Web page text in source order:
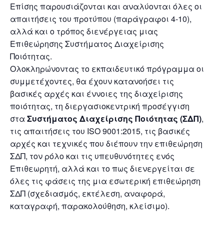
Επίσης παρουσιάζονται και αναλύονται όλες οι
απαιτήσεις του προτύπου (παράγραφοι 4-10),
αλλά και ο τρόπος διενέργειας μιας
Επιθεώρησης Συστήματος Διαχείρισης
Ποιότητας.
Ολοκληρώνοντας το εκπαιδευτικό πρόγραμμα οι
συμμετέχοντες, θα έχουν κατανοήσει τις
βασικές αρχές και έννοιες της διαχείρισης
ποιότητας, τη διεργασιοκεντρική προσέγγιση
στα Συστήματος Διαχείρισης Ποιότητας (ΣΔΠ),
τις απαιτήσεις του ISO 9001:2015, τις βασικές
αρχές και τεχνικές που διέπουν την επιθεώρηση
ΣΔΠ, τον ρόλο και τις υπευθυνότητες ενός
Επιθεωρητή, αλλά και το πως διενεργείται σε
όλες τις φάσεις της μια εσωτερική επιθεώρηση
ΣΔΠ (σχεδιασμός, εκτέλεση, αναφορά,
καταγραφή, παρακολούθηση, κλείσιμο).